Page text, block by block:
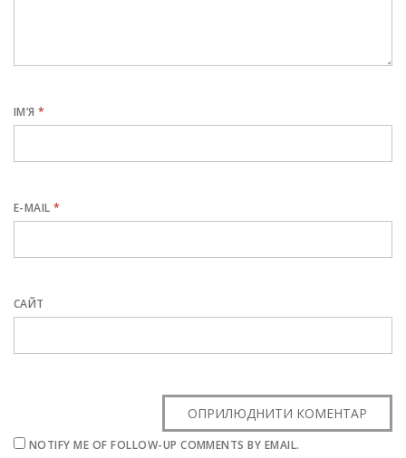
ІМ’Я*
E-MAIL*
САЙТ
NOTIFY ME OF FOLLOW-UP COMMENTS BY EMAIL.